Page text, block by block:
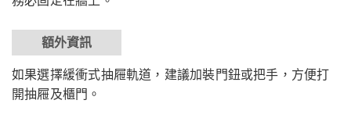
額外資訊
如果選擇緩衝式抽屜軌道，建議加裝門鈕或把手，方便打
開抽屜及櫃門。